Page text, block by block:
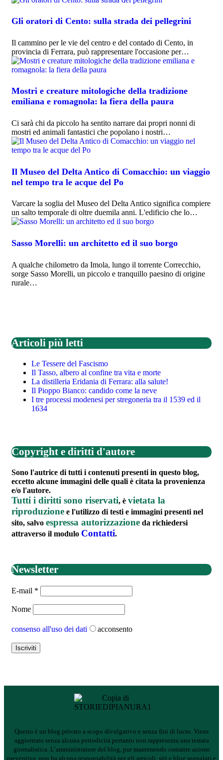
Gli oratori di Cento: sulla strada dei pellegrini
Il cammino per le vie del centro e del contado di Cento, in
provincia di Ferrara, può rappresentare l'occasione per…
Mostri e creature mitologiche della tradizione
emiliana e romagnola: la fiera della paura
Ci sarà chi da piccolo ha sentito narrare dai propri nonni di
mostri ed animali fantastici che popolano i nostri…
Il Museo del Delta Antico di Comacchio: un viaggio
nel tempo tra le acque del Po
Varcare la soglia del Museo del Delta Antico significa compiere
un salto temporale di oltre duemila anni. L'edificio che lo…
Sasso Morelli: un architetto ed il suo borgo
A qualche chilometro da Imola, lungo il torrente Correcchio,
sorge Sasso Morelli, un piccolo e tranquillo paesino di origine
rurale…
Articoli più letti
Le Tessere del Fascismo
Il Tasso, albero al confine tra vita e morte
La distilleria Eridania di Ferrara: alla salute!
Il Pioppo Bianco: candido come la neve
I tre processi modenesi per stregoneria tra il 1539 ed il
1634
Copyright e diritti d'autore
Sono l'autrice di tutti i contenuti presenti in questo blog,
eccetto alcune immagini delle quali è citata la provenienza
e/o l'autore.
Tutti i diritti sono riservati, è vietata la
riproduzione e l'utilizzo di testi e immagini presenti nel
sito, salvo espressa autorizzazione da richiedersi
attraverso il modulo Contatti.
Newsletter
E-mail *
Nome
consenso all'uso dei dati acconsento
Questo è un blog privato a scopo divulgativo e senza fini di lucro. Viene
aggiornato senza alcuna periodicità pertanto non rappresenta una testata
giornalistica. L’amministratore del blog, pur mantenendo costante azione
preventiva, non ha alcuna responsabilità per gli articoli, siti e blog segnalati e